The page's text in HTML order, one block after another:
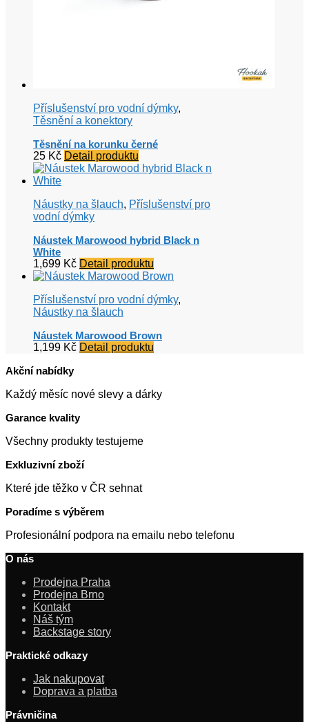
Příslušenství pro vodní dýmky,
Těsnění a konektory
Těsnění na korunku černé
25 Kč Detail produktu
Náustky na šlauch, Příslušenství pro
vodní dýmky
Náustek Marowood hybrid Black n
White
1,699 Kč Detail produktu
Příslušenství pro vodní dýmky,
Náustky na šlauch
Náustek Marowood Brown
1,199 Kč Detail produktu
Akční nabídky
Každý měsíc nové slevy a dárky
Garance kvality
Všechny produkty testujeme
Exkluzivní zboží
Které jde těžko v ČR sehnat
Poradíme s výběrem
Profesionální podpora na emailu nebo telefonu
O nás
Prodejna Praha
Prodejna Brno
Kontakt
Náš tým
Backstage story
Praktické odkazy
Jak nakupovat
Doprava a platba
Právničina